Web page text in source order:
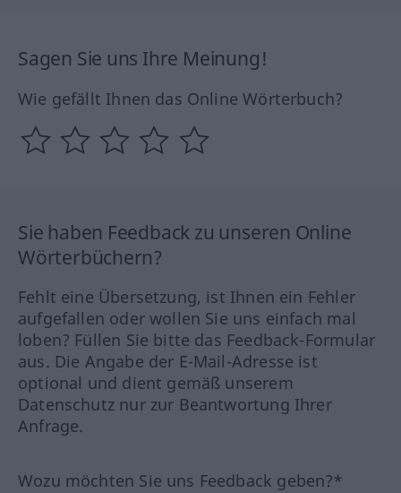
Sagen Sie uns Ihre Meinung!
Wie gefällt Ihnen das Online Wörterbuch?
Sie haben Feedback zu unseren Online
Wörterbüchern?
Fehlt eine Übersetzung, ist Ihnen ein Fehler
aufgefallen oder wollen Sie uns einfach mal
loben? Füllen Sie bitte das Feedback-Formular
aus. Die Angabe der E-Mail-Adresse ist
optional und dient gemäß unserem
Datenschutz nur zur Beantwortung Ihrer
Anfrage.
Wozu möchten Sie uns Feedback geben?*